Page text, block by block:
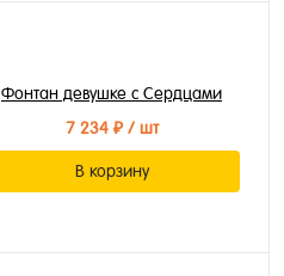
Фонтан девушке с Сердцами
7 234 ₽/ шт
В корзину